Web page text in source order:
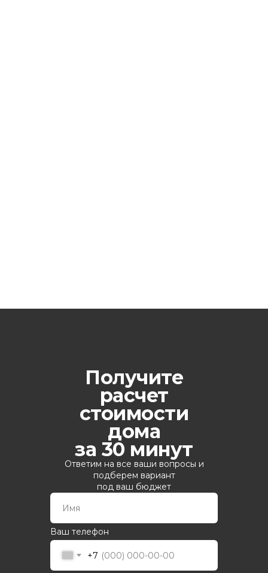
Получите
расчет
стоимости
дома
за 30 минут
Ответим на все ваши вопросы и
подберем вариант
под ваш бюджет
Ваш телефон
+7